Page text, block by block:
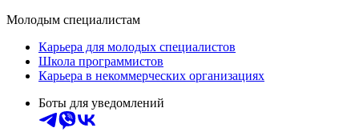
Молодым специалистам
Карьера для молодых специалистов
Школа программистов
Карьера в некоммерческих организациях
Боты для уведомлений